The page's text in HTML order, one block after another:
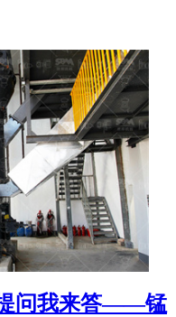
问我来答——锰